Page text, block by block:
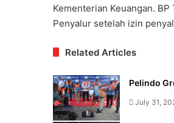
Kementerian Keuangan.
Penyalur setelah izin
Related Articles
Pelindo
July 31,